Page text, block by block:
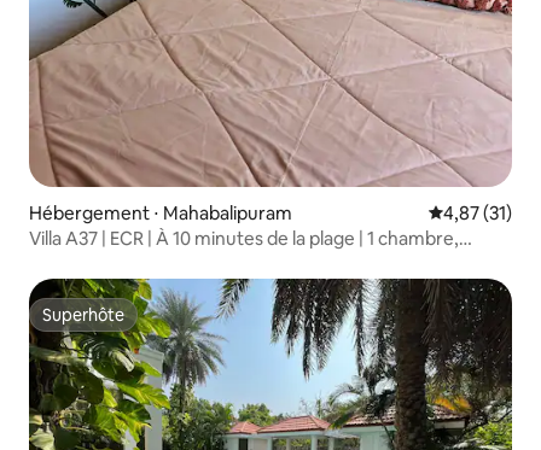
Hébergement ⋅ Mahabalipuram Évaluation
4,87 (31)
Villa A37 | ECR | À 10 minutes de la plage | 1 chambre,
Superhôte
Superhôte